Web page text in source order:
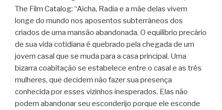
The Film Catalog: “Aicha, Radia e a mãe delas vivem
longe do mundo nos aposentos subterrâneos dos
criados de uma mansão abandonada. O equilíbrio precário
de sua vida cotidiana é quebrado pela chegada de um
jovem casal que se muda para a casa principal. Uma
bizarra coabitação se estabelece entre o casal e as três
mulheres, que decidem não fazer sua presença
conhecida por esses vizinhos inesperados. Elas não
podem abandonar seu esconderijo porque ele esconde